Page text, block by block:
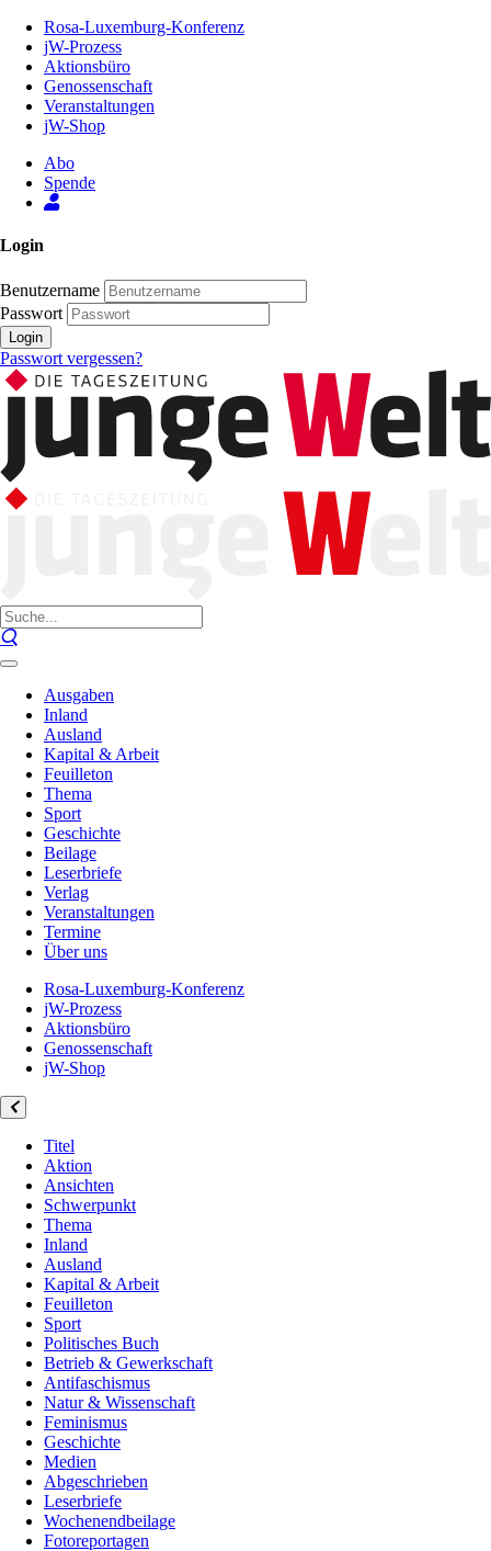
Inhalt
Seite
Rosa-Luxemburg-Konferenz
jW-Prozess
Aktionsbüro
Genossenschaft
Veranstaltungen
jW-Shop
Abo
Spende
Login
Benutzername
Passwort
Login
Passwort vergessen?
Ausgaben
Inland
Ausland
Kapital & Arbeit
Feuilleton
Thema
Sport
Geschichte
Beilage
Leserbriefe
Verlag
Veranstaltungen
Termine
Über uns
Rosa-Luxemburg-Konferenz
jW-Prozess
Aktionsbüro
Genossenschaft
jW-Shop
Titel
Aktion
Ansichten
Schwerpunkt
Thema
Inland
Ausland
Kapital & Arbeit
Feuilleton
Sport
Politisches Buch
Betrieb & Gewerkschaft
Antifaschismus
Natur & Wissenschaft
Feminismus
Geschichte
Medien
Abgeschrieben
Leserbriefe
Wochenendbeilage
Fotoreportagen